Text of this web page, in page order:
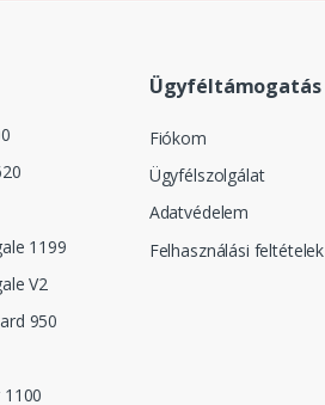
1199
V2
950
Ügyféltámogatás
Fiókom
Ügyfélszolgálat
Adatvédelem
Felhasználási feltételek